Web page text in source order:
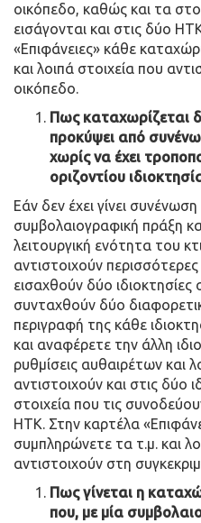
οικόπεδο, καθώς και τα
εισάγονται και στις δύο
«Επιφάνειες» κάθε
και λοιπά στοιχεία που
οικόπεδο.
Πως καταχωρίζεται
προκύψει από
χωρίς να έχει
οριζοντίου
Εάν δεν έχει γίνει
συμβολαιογραφική πράξη
λειτουργική ενότητα του
αντιστοιχούν
εισαχθούν δύο ιδιοκτησίες
συνταχθούν δύο
περιγραφή της κάθε
και αναφέρετε την άλλη
ρυθμίσεις αυθαιρέτων και
αντιστοιχούν και στις δύο
στοιχεία που τις
ΗΤΚ. Στην καρτέλα
συμπληρώνετε τα τ.μ. και
αντιστοιχούν στη
Πως γίνεται η
που, με μία